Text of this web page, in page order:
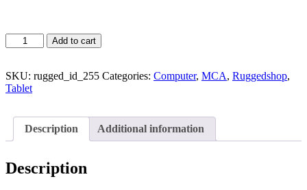
Add to cart
SKU: rugged_id_255 Categories: Computer, MCA, Ruggedshop,
Tablet
Description Additional information
Description